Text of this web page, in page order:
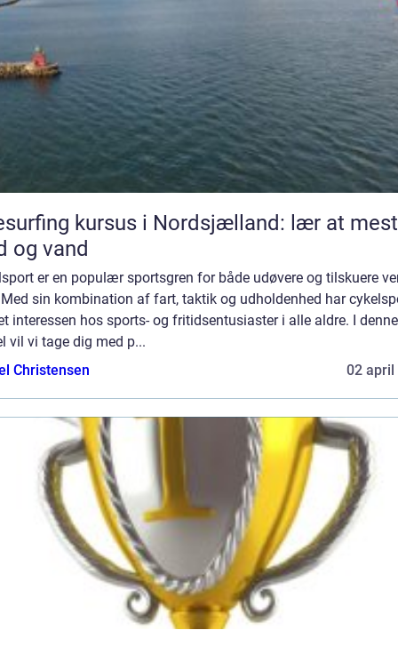
kursus i Nordsjælland: lær at
og vand
er en populær sportsgren for både udøvere og tilskuere
Med sin kombination af fart, taktik og udholdenhed har
interessen hos sports- og fritidsentusiaster i alle aldre. I denne
vil vi tage dig med p...
Christensen
02 april